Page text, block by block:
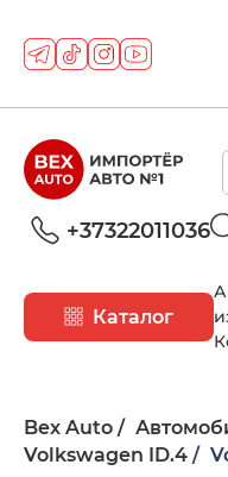
+37322011036
Каталог
Bex Auto
Volkswagen ID.4